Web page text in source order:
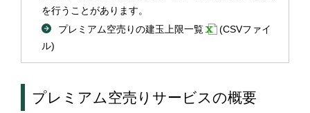
を行うことがあります。
プレミアム空売りの建玉上限一覧
(CSVファイ
ル)
プレミアム空売りサービスの概要